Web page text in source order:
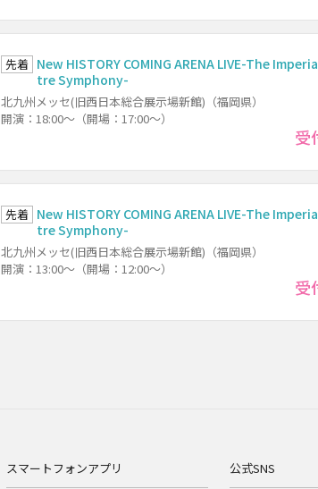
先着 New HISTORY COMING ARENA LIVE-The
tre Symphony-
北九州メッセ(旧西日本総合展示場新館)（福岡県）
開演：18:00～（開場：17:00～）
受
先着 New HISTORY COMING ARENA LIVE-The
tre Symphony-
北九州メッセ(旧西日本総合展示場新館)（福岡県）
開演：13:00～（開場：12:00～）
受
スマートフォンアプリ 公式SNS